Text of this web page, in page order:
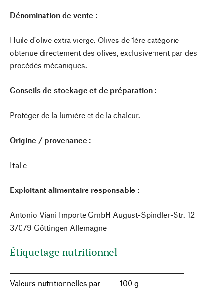
Dénomination de vente :
Huile d'olive extra vierge. Olives de 1ère catégorie -
obtenue directement des olives, exclusivement par des
procédés mécaniques.
Conseils de stockage et de préparation :
Protéger de la lumière et de la chaleur.
Origine / provenance :
Italie
Exploitant alimentaire responsable :
Antonio Viani Importe GmbH August-Spindler-Str. 12
37079 Göttingen Allemagne
Étiquetage nutritionnel
Valeurs nutritionnelles par 100 g